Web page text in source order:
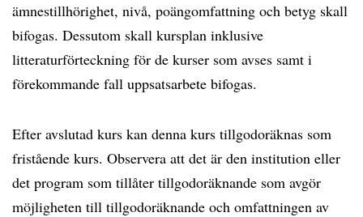
ämnestillhörighet, nivå, poängomfattning och betyg skall
bifogas. Dessutom skall kursplan inklusive
litteraturförteckning för de kurser som avses samt i
förekommande fall uppsatsarbete bifogas.
Efter avslutad kurs kan denna kurs tillgodoräknas som
fristående kurs. Observera att det är den institution eller
det program som tillåter tillgodoräknande som avgör
möjligheten till tillgodoräknande och omfattningen av